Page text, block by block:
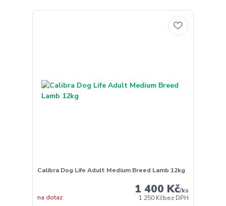
Calibra Dog Life Adult Medium Breed Lamb 12kg
1 400 Kč/ks
1 250 Kčbez DPH
na dotaz